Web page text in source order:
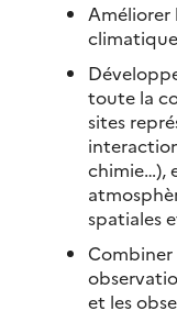
Améliorer
toute la
sites
chimie…),
spatiales
Combiner
et les